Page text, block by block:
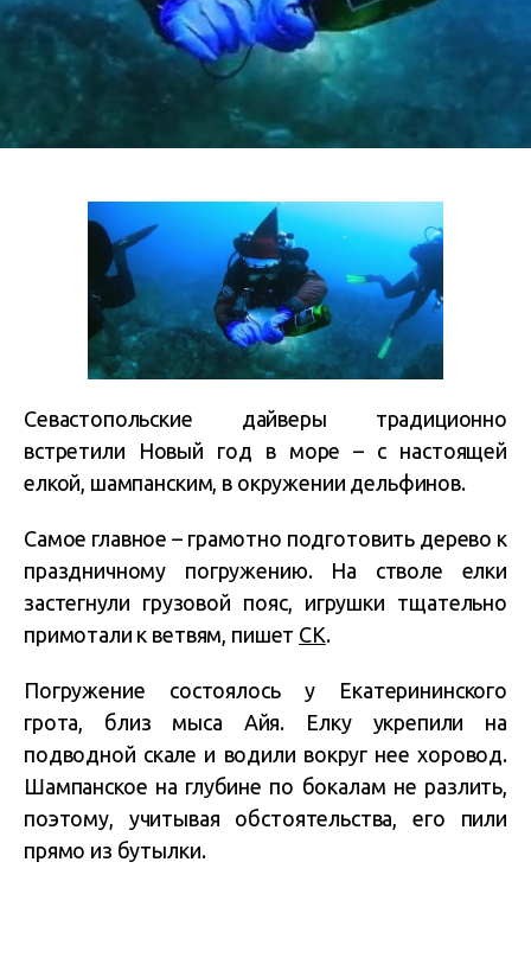
Севастопольские дайверы традиционно
встретили Новый год в море – с настоящей
елкой, шампанским, в окружении дельфинов.
Самое главное – грамотно подготовить дерево к
праздничному погружению. На стволе елки
застегнули грузовой пояс, игрушки тщательно
примотали к ветвям, пишет СК.
Погружение состоялось у Екатерининского
грота, близ мыса Айя. Елку укрепили на
подводной скале и водили вокруг нее хоровод.
Шампанское на глубине по бокалам не разлить,
поэтому, учитывая обстоятельства, его пили
прямо из бутылки.